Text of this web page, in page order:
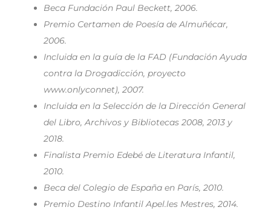
Beca Fundación Paul Beckett, 2006.
Premio Certamen de Poesía de Almuñécar,
2006.
Incluida en la guía de la FAD (Fundación Ayuda
contra la Drogadicción, proyecto
www.onlyconnet), 2007.
Incluida en la Selección de la Dirección General
del Libro, Archivos y Bibliotecas 2008, 2013 y
2018.
Finalista Premio Edebé de Literatura Infantil,
2010.
Beca del Colegio de España en París, 2010.
Premio Destino Infantil Apel.les Mestres, 2014.